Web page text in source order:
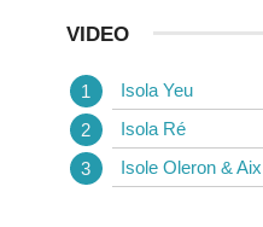
VIDEO
Isola Yeu
Isola Ré
Isole Oleron & Aix